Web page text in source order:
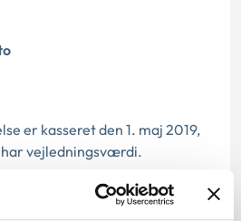
er kasseret den 1. maj 2019,
vejledningsværdi.